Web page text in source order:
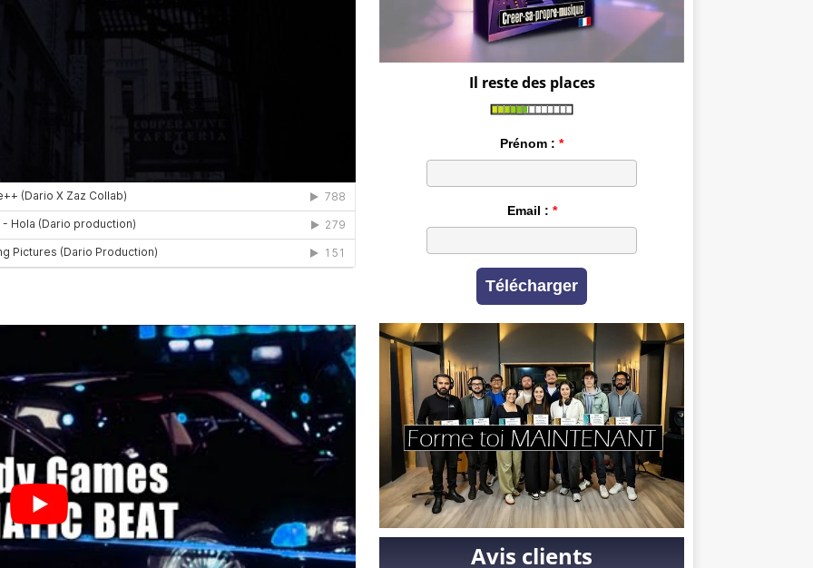
Il reste des places
Prénom :
Email :
Télécharger
Avis clients